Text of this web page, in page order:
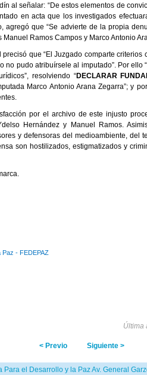
al señalar: “De estos elementos de
en acta que los investigados
agregó que “Se advierte de la propia
Ramos Campos y Marco Antonio
que “El Juzgado comparte
no pudo atribuírsele al imputado”. Por ello
resolviendo “DECLARAR
Marco Antonio Arana Zegarra”; y
por el archivo de este injusto
Hernández y Manuel Ramos.
y defensoras del medioambiente, del
son hostilizados, estigmatizados y
Paz - FEDEPAZ
Última
< Previo Siguiente >
el Desarrollo y la Paz Av. General